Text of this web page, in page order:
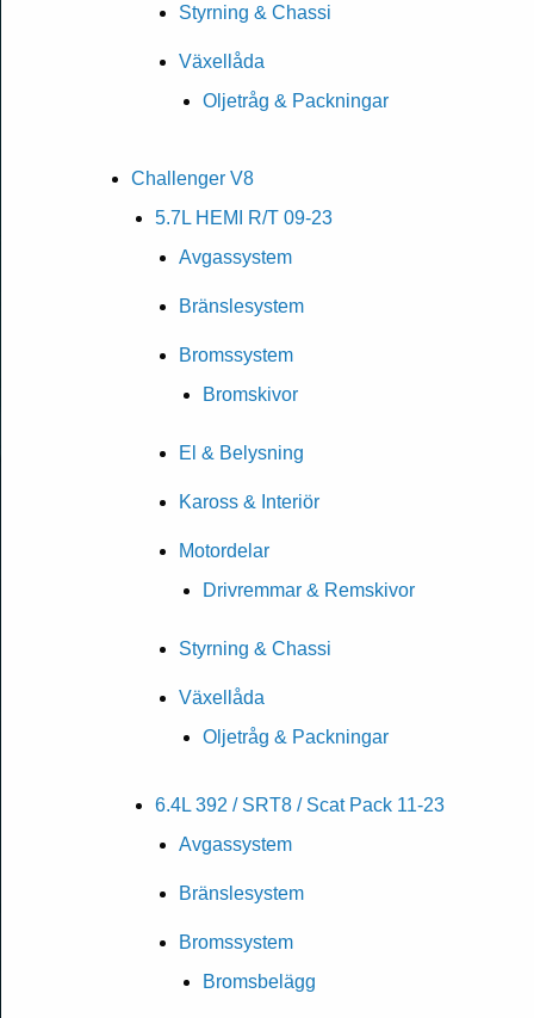
Styrning & Chassi
Växellåda
Oljetråg & Packningar
Challenger V8
5.7L HEMI R/T 09-23
Avgassystem
Bränslesystem
Bromssystem
Bromskivor
El & Belysning
Kaross & Interiör
Motordelar
Drivremmar & Remskivor
Styrning & Chassi
Växellåda
Oljetråg & Packningar
6.4L 392 / SRT8 / Scat Pack 11-23
Avgassystem
Bränslesystem
Bromssystem
Bromsbelägg